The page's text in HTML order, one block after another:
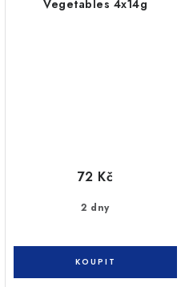
Vegetables 4x14g
2 dny
72 Kč